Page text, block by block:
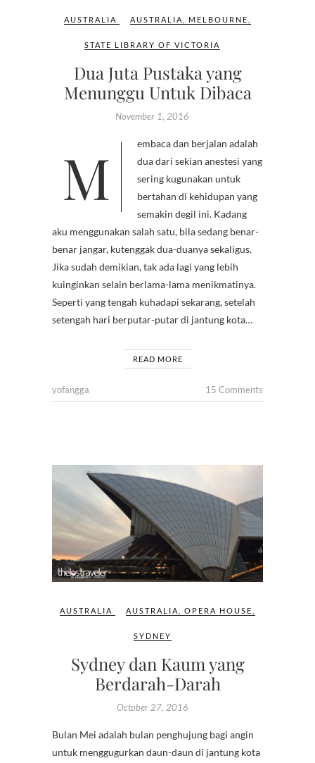
AUSTRALIA AUSTRALIA MELBOURNE
STATE LIBRARY OF VICTORIA
Dua Juta Pustaka yang
Menunggu Untuk Dibaca
November 1, 2016
Membaca dan berjalan adalah
dua dari sekian anestesi yang
sering kugunakan untuk
bertahan di kehidupan yang
semakin degil ini. Kadang
aku menggunakan salah satu, bila sedang benar-
benar jangar, kutenggak dua-duanya sekaligus.
Jika sudah demikian, tak ada lagi yang lebih
kuinginkan selain berlama-lama menikmatinya.
Seperti yang tengah kuhadapi sekarang, setelah
setengah hari berputar-putar di jantung kota…
READ MORE
yofangga 15 Comments
AUSTRALIA AUSTRALIA OPERA HOUSE
SYDNEY
Sydney dan Kaum yang
Berdarah-Darah
October 27, 2016
Bulan Mei adalah bulan penghujung bagi angin
untuk menggugurkan daun-daun di jantung kota